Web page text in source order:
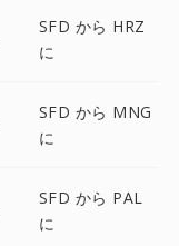
SFD から HRZ
に
SFD から MNG
に
SFD から PAL
に